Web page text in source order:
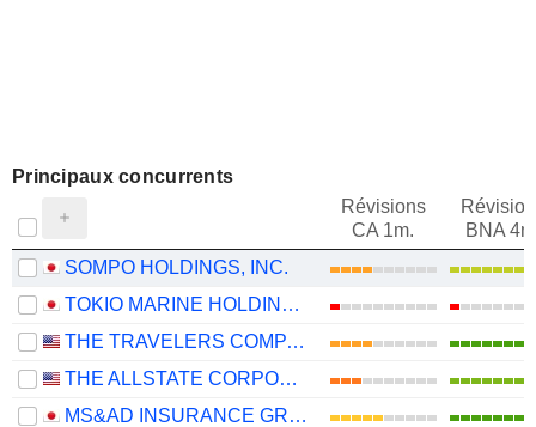
Principaux concurrents
Révisions
CA 1m.
BNA
SOMPO HOLDINGS, INC.
TOKIO MARINE HOLDINGS, INC.
THE TRAVELERS COMPANIES, INC.
THE ALLSTATE CORPORATION
MS&AD INSURANCE GROUP HOLDINGS, INC.